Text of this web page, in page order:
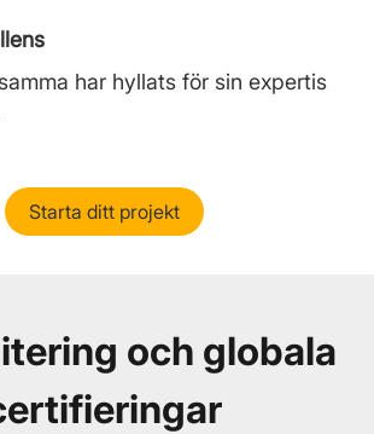
har hyllats för sin expertis
Starta ditt projekt
och globala